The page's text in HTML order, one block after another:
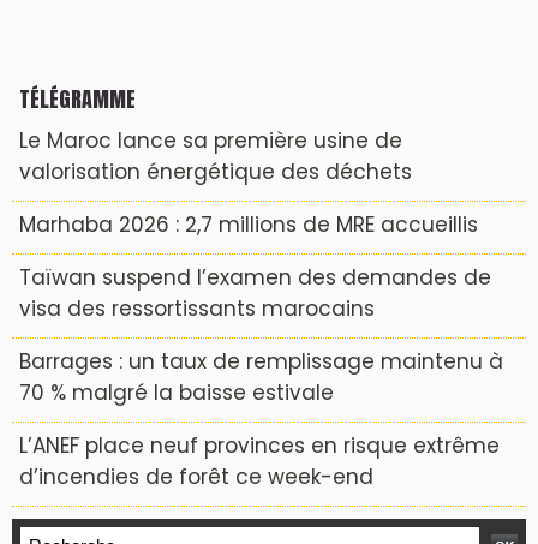
TÉLÉGRAMME
Le Maroc lance sa première usine de
valorisation énergétique des déchets
Marhaba 2026 : 2,7 millions de MRE accueillis
Taïwan suspend l’examen des demandes de
visa des ressortissants marocains
Barrages : un taux de remplissage maintenu à
70 % malgré la baisse estivale
L’ANEF place neuf provinces en risque extrême
d’incendies de forêt ce week-end